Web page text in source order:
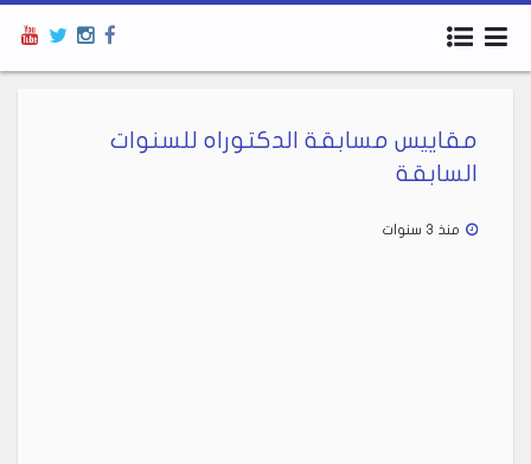
مقاييس مسابقة الدكتوراه للسنوات
السابقة
منذ 3 سنوات